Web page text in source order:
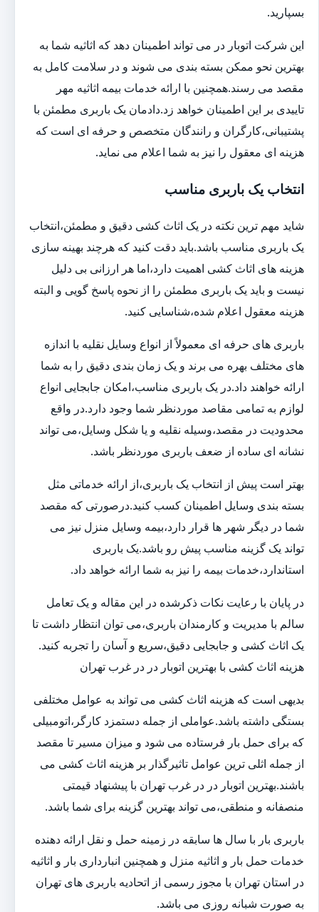
بسپارید.
این شرکت اتوبار در می تواند اطمینان دهد که اثاثیه شما به
بهترین نحو ممکن بسته بندی می شوند و در سلامت کامل به
مقصد می رسند.همچنین با ارائه خدمات بیمه اثاثیه مهر
تاییدی بر این اطمینان خواهد زد.دادمان یک باربری مطمئن با
پشتیبانی،کارگران و رانندگان متخصص و حرفه ای است که
هزینه ای معقول را نیز به شما اعلام می نماید.
انتخاب یک باربری مناسب
شاید مهم ترین نکته در یک اثاث کشی دقیق و مطمئن،انتخاب
یک باربری مناسب باشد.باید دقت کنید که هرچند بهینه سازی
هزینه های اثاث کشی اهمیت دارد،اما هر ارزانی بی دلیل
نیست و باید یک باربری مطمئن را از نحوه پاسخ گویی و البته
هزینه معقول اعلام شده،شناسایی کنید.
باربری های حرفه ای معمولاً از انواع وسایل نقلیه با اندازه
های مختلف بهره می برند و یک زمان بندی دقیق را به شما
ارائه خواهند داد.در یک باربری مناسب،امکان جابجایی انواع
لوازم به تمامی مقاصد موردنظر شما وجود دارد.در واقع
محدودیت در مقصد،وسیله نقلیه و یا شکل وسایل،می تواند
نشانه ای ساده از ضعف باربری موردنظر باشد.
بهتر است پیش از انتخاب یک باربری،از ارائه خدماتی مثل
بسته بندی وسایل اطمینان کسب کنید.درصورتی که مقصد
شما در دیگر شهر ها قرار دارد،بیمه وسایل منزل نیز می
تواند یک گزینه مناسب پیش رو باشد.یک باربری
استاندارد،خدمات بیمه را نیز به شما ارائه خواهد داد.
در پایان با رعایت نکات ذکرشده در این مقاله و یک تعامل
سالم با مدیریت و کارمندان باربری،می توان انتظار داشت تا
یک اثاث کشی و جابجایی دقیق،سریع و آسان را تجربه کنید.
هزینه اثاث کشی با بهترین اتوبار در در غرب تهران
بدیهی است که هزینه اثاث کشی می تواند به عوامل مختلفی
بستگی داشته باشد.عواملی از جمله دستمزد کارگر،اتومبیلی
که برای حمل بار فرستاده می شود و میزان مسیر تا مقصد
از جمله اثلی ترین عوامل تاثیرگذار بر هزینه اثاث کشی می
باشند.بهترین اتوبار در در غرب تهران با پیشنهاد قیمتی
منصفانه و منطقی،می تواند بهترین گزینه برای شما باشد.
باربری بار با سال ها سابقه در زمینه حمل و نقل ارائه دهنده
خدمات حمل بار و اثاثیه منزل و همچنین انبارداری بار و اثاثیه
در استان تهران با مجوز رسمی از اتحادیه باربری های تهران
به صورت شبانه روزی می باشد.